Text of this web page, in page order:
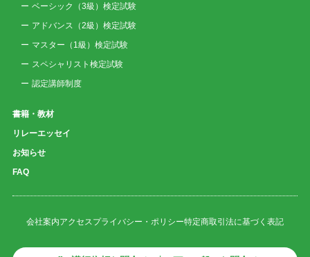
ベーシック（3級）検定試験
アドバンス（2級）検定試験
マスター（1級）検定試験
スペシャリスト検定試験
認定講師制度
書籍・教材
リレーエッセイ
お知らせ
FAQ
会社案内アクセスプライバシー・ポリシー特定商取引法に基づく表記